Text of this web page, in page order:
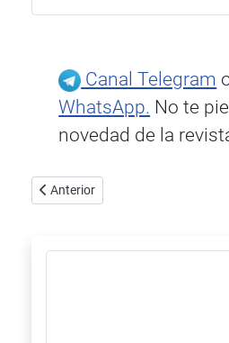
Canal Telegram
WhatsApp. No te
novedad de la
Artículo anterior: HOUCHMAND
Anterior